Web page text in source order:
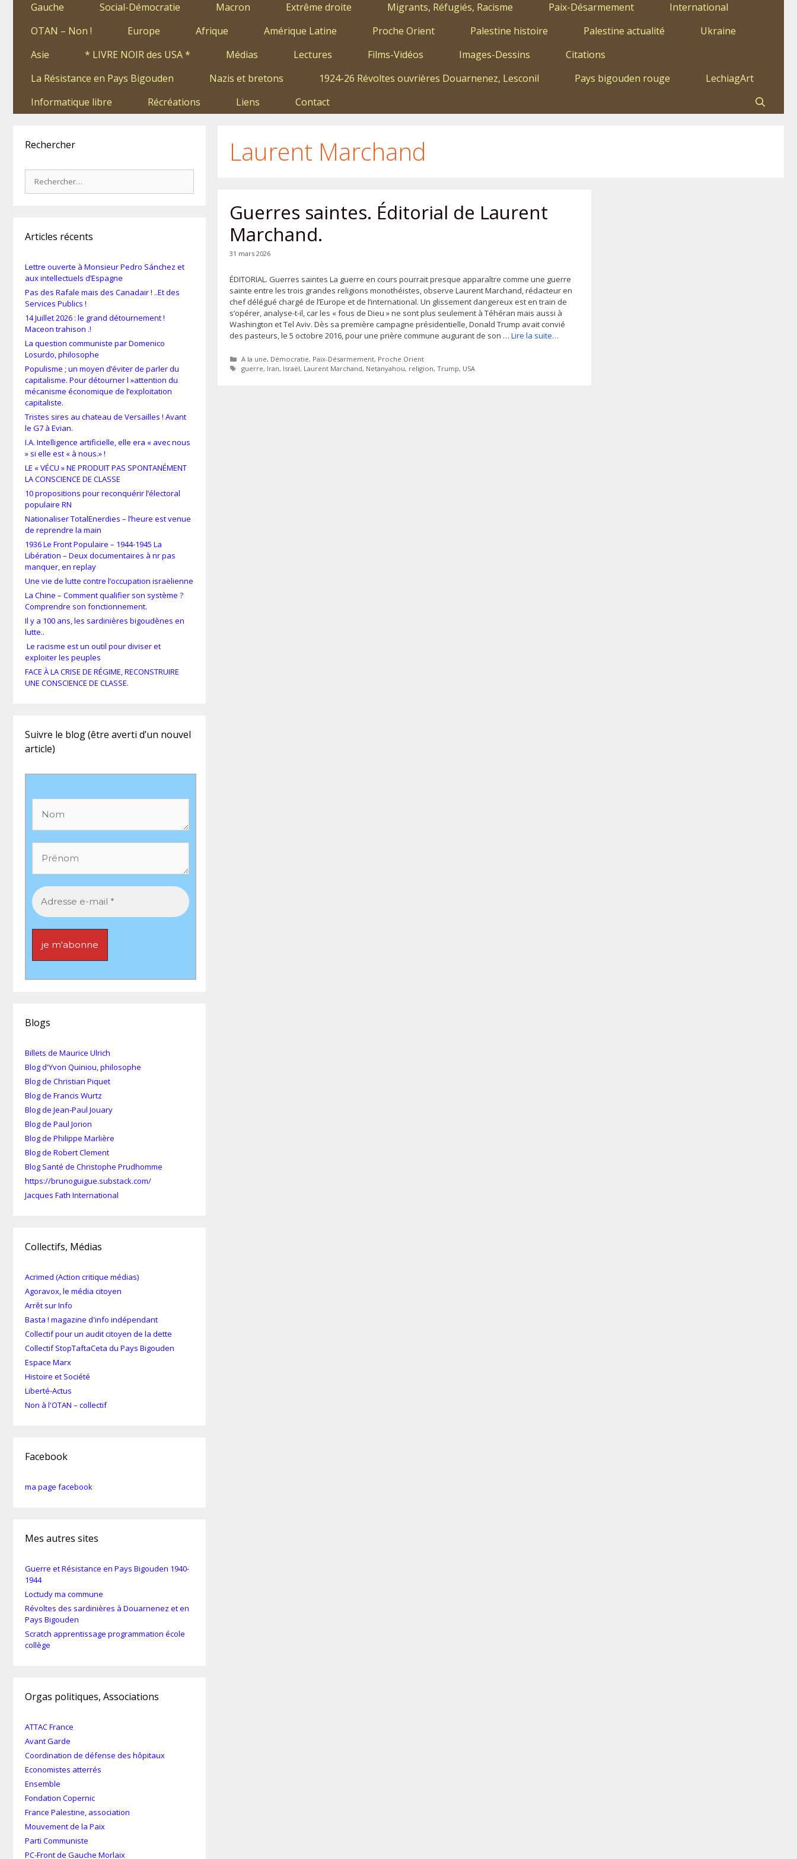
Gauche
Social-Démocratie Macron Extrême droite Migrants, Réfugiés, Racisme Paix-Désarmement
International
OTAN – Non !
Europe Afrique Amérique Latine Proche Orient Palestine histoire Palestine actualité
Ukraine
Asie
* LIVRE NOIR des USA * Médias Lectures Films-Vidéos Images-Dessins
Citations
La Résistance en Pays Bigouden
Nazis et bretons 1924-26 Révoltes ouvrières Douarnenez, Lesconil Pays bigouden rouge
LechiagArt
Informatique libre
Récréations Liens Contact
Laurent Marchand
Guerres saintes. Éditorial de Laurent
Marchand.
31 mars 2026
ÉDITORIAL. Guerres saintes La guerre en cours pourrait presque apparaître comme une guerre
sainte entre les trois grandes religions monothéistes, observe Laurent Marchand, rédacteur en
chef délégué chargé de l’Europe et de l’international. Un glissement dangereux est en train de
s’opérer, analyse-t-il, car les « fous de Dieu » ne sont plus seulement à Téhéran mais aussi à
Washington et Tel Aviv. Dès sa première campagne présidentielle, Donald Trump avait convié
des pasteurs, le 5 octobre 2016, pour une prière commune augurant de son … Lire la suite…
Catégories
A la une, Démocratie, Paix-Désarmement, Proche Orient
Étiquettes
guerre, Iran, Israël, Laurent Marchand, Netanyahou, religion, Trump, USA
Rechercher
Articles récents
Lettre ouverte à Monsieur Pedro Sánchez et
aux intellectuels d’Espagne
Pas des Rafale mais des Canadair ! ..Et des
Services Publics !
14 Juillet 2026 : le grand détournement !
Maceon trahison .!
La question communiste par Domenico
Losurdo, philosophe
Populisme ; un moyen d’éviter de parler du
capitalisme. Pour détourner l »attention du
mécanisme économique de l’exploitation
capitaliste.
Tristes sires au chateau de Versailles ! Avant
le G7 à Evian.
I.A. Intelligence artificielle, elle era « avec nous
» si elle est « à nous.» !
LE « VÉCU » NE PRODUIT PAS SPONTANÉMENT
LA CONSCIENCE DE CLASSE
10 propositions pour reconquérir l’électoral
populaire RN
Nationaliser TotalEnerdies – l’heure est venue
de reprendre la main
1936 Le Front Populaire – 1944-1945 La
Libération – Deux documentaires à nr pas
manquer, en replay
Une vie de lutte contre l’occupation israëlienne
La Chine – Comment qualifier son système ?
Comprendre son fonctionnement.
Il y a 100 ans, les sardinières bigoudènes en
lutte..
Le racisme est un outil pour diviser et
exploiter les peuples
FACE À LA CRISE DE RÉGIME, RECONSTRUIRE
UNE CONSCIENCE DE CLASSE.
Suivre le blog (être averti d’un nouvel
article)
Blogs
Billets de Maurice Ulrich
Blog d'Yvon Quiniou, philosophe
Blog de Christian Piquet
Blog de Francis Wurtz
Blog de Jean-Paul Jouary
Blog de Paul Jorion
Blog de Philippe Marlière
Blog de Robert Clement
Blog Santé de Christophe Prudhomme
https://brunoguigue.substack.com/
Jacques Fath International
Collectifs, Médias
Acrimed (Action critique médias)
Agoravox, le média citoyen
Arrêt sur Info
Basta ! magazine d'info indépendant
Collectif pour un audit citoyen de la dette
Collectif StopTaftaCeta du Pays Bigouden
Espace Marx
Histoire et Société
Liberté-Actus
Non à l'OTAN – collectif
Facebook
ma page facebook
Mes autres sites
Guerre et Résistance en Pays Bigouden 1940-
1944
Loctudy ma commune
Révoltes des sardinières à Douarnenez et en
Pays Bigouden
Scratch apprentissage programmation école
collège
Orgas politiques, Associations
ATTAC France
Avant Garde
Coordination de défense des hôpitaux
Economistes atterrés
Ensemble
Fondation Copernic
France Palestine, association
Mouvement de la Paix
Parti Communiste
PC-Front de Gauche Morlaix